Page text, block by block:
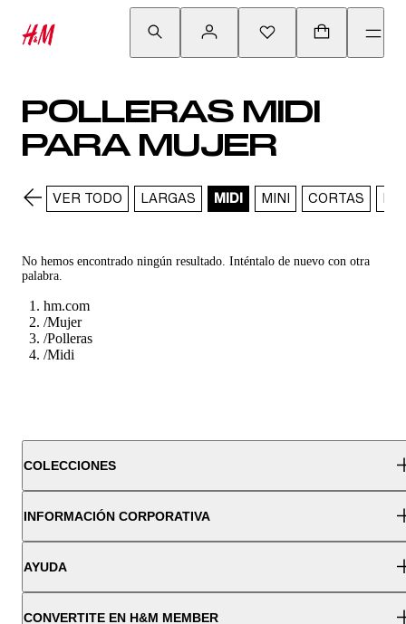
POLLERAS MIDI
PARA MUJER
VER TODO LARGAS MIDI MINI CORTAS
No hemos encontrado ningún resultado. Inténtalo de nuevo con otra
palabra.
hm.com
/Mujer
/Polleras
/Midi
COLECCIONES
INFORMACIÓN CORPORATIVA
AYUDA
CONVERTITE EN H&M MEMBER